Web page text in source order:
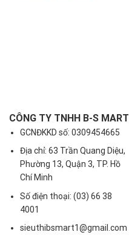
CÔNG TY TNHH B-S MART
GCNĐKKD số: 0309454665
Địa chỉ: 63 Trần Quang Diệu,
Phường 13, Quận 3, TP. Hồ
Chí Minh
Số điện thoại: (03) 66 38
4001
sieuthibsmart1@gmail.com